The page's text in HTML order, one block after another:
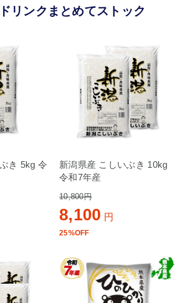
リンクまとめてストック
き 5kg 令
新潟県産 こしいぶき 10kg
令和7年産
10,800円
8,100 円
25%OFF